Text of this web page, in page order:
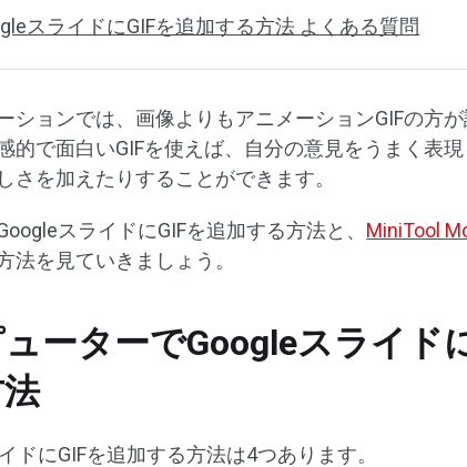
スライドにGIFを追加する方法 よくある質問
ションでは、画像よりもアニメーションGIFの方
的で面白いGIFを使えば、自分の意見をうまく表
さを加えたりすることができます。
スライドにGIFを追加する方法と、 MiniTool
法を見ていきましょう。
ーターでGoogleスライド
ドにGIFを追加する方法は4つあります。